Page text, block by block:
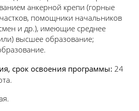
анкерной крепи (горные
помощники начальников
и др.), имеющие среднее
высшее образование;
срок освоения программы: 24